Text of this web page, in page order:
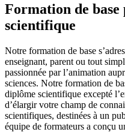
Formation de
scientifique
Notre formation de base
enseignant, parent ou tout
passionnée par l’animation
sciences. Notre formation de
diplôme scientifique excepté
d’élargir votre champ de
scientifiques, destinées à un
équipe de formateurs a conçu